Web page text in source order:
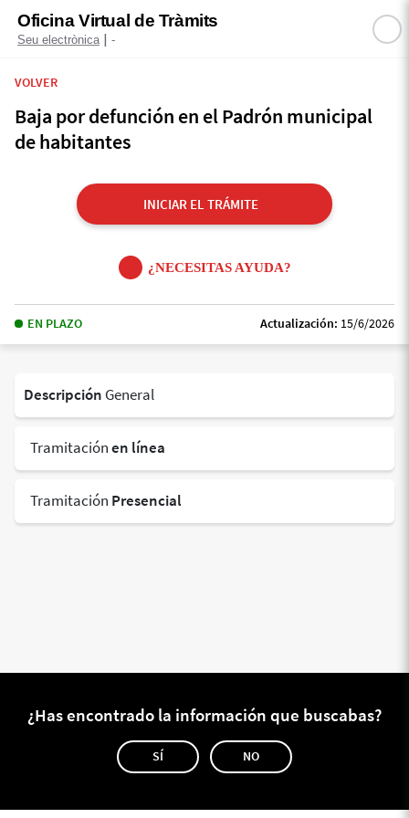
Oficina Virtual de Tràmits
Seu electrònica | -
VOLVER
Baja por defunción en el Padrón municipal
de habitantes
INICIAR EL TRÁMITE
¿NECESITAS AYUDA?
EN PLAZO Actualización: 15/6/2026
Descripción General
Tramitaciónen línea
Tramitación Presencial
¿Has encontrado la información que buscabas?
SÍ NO